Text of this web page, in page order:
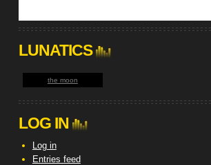
LUNATICS
the moon
LOG IN
Log in
Entries feed